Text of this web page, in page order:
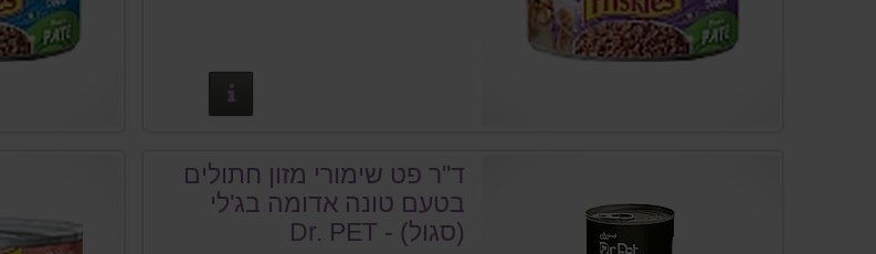
ד''ר פט שימורי מזון חתולים
בטעם טונה אדומה בג'לי
(סגול) - Dr. PET